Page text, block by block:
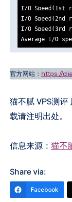
I/O Speed(1st
I/O Speed(2nd
I/O Speed(3rd
Average I/O
官方网站： https://
猫不腻 VPS测
载请注明出处。
信息来源： 猫不
Share via:
Facebook